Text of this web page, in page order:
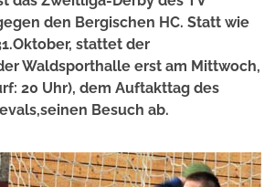
den Bergischen HC. Statt wie
stattet der
Waldsporthalle erst am Mittwoch,
20 Uhr), dem Auftakttag des
Besuch ab.